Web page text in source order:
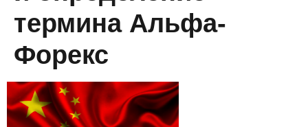
термина Альфа-
Форекс